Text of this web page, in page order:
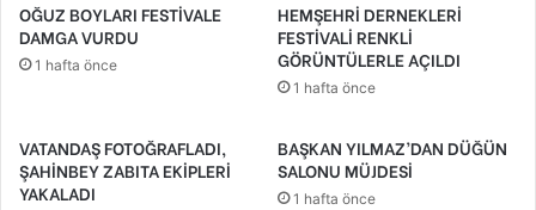
OĞUZ BOYLARI FESTİVALE
DAMGA VURDU
1 hafta önce
HEMŞEHRİ DERNEKLERİ
FESTİVALİ RENKLİ
GÖRÜNTÜLERLE AÇILDI
1 hafta önce
VATANDAŞ FOTOĞRAFLADI,
ŞAHİNBEY ZABITA EKİPLERİ
YAKALADI
BAŞKAN YILMAZ’DAN DÜĞÜN
SALONU MÜJDESİ
1 hafta önce